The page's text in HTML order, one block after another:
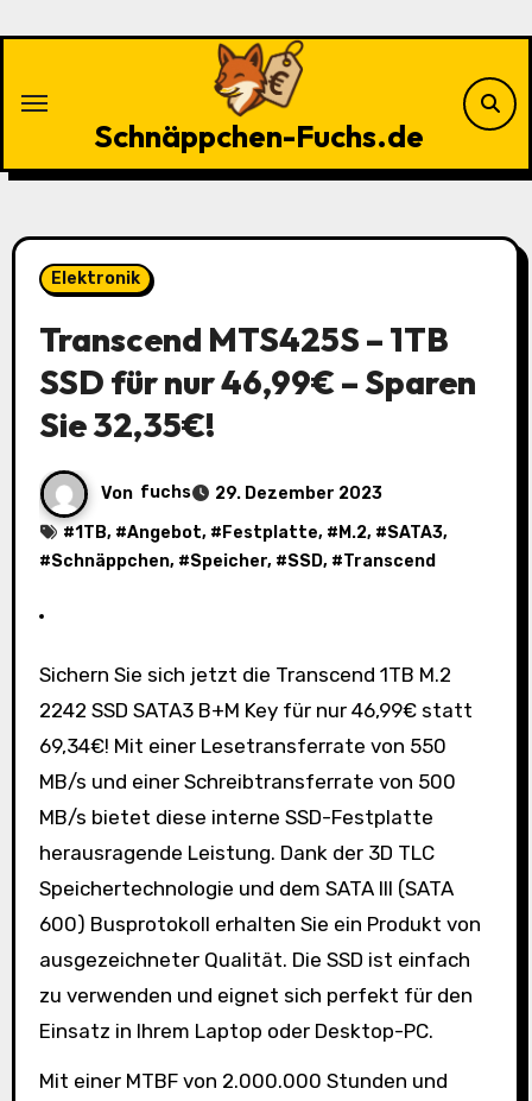
Schnäppchen-Fuchs.de
Elektronik
Transcend MTS425S – 1TB
SSD für nur 46,99€ – Sparen
Sie 32,35€!
Von fuchs
29. Dezember 2023
#1TB, #Angebot, # Festplatte, # M.2, #SATA3,
#Schnäppchen, #Speicher, #SSD, #Transcend
Sichern Sie sich jetzt die Transcend 1TB M.2
2242 SSD SATA3 B+M Key für nur 46,99€ statt
69,34€! Mit einer Lesetransferrate von 550
MB/s und einer Schreibtransferrate von 500
MB/s bietet diese interne SSD-Festplatte
herausragende Leistung. Dank der 3D TLC
Speichertechnologie und dem SATA III (SATA
600) Busprotokoll erhalten Sie ein Produkt von
ausgezeichneter Qualität. Die SSD ist einfach
zu verwenden und eignet sich perfekt für den
Einsatz in Ihrem Laptop oder Desktop-PC.
Mit einer MTBF von 2.000.000 Stunden und